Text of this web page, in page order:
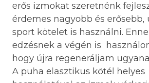
erős izmokat szeretnénk
érdemes nagyobb és erősebb,
sport kötelet is használni.
edzésnek a végén is
hogy újra regeneráljam
A puha elasztikus kötél helyes